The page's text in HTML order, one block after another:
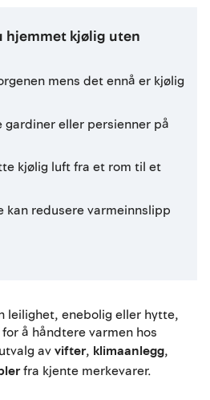
hjemmet kjølig uten
mens det ennå er kjølig
gardiner eller persienner på
kjølig luft fra et rom til et
kan redusere varmeinnslipp
leilighet, enebolig eller hytte,
å håndtere varmen hos
avvifter, klimaanlegg,
fra kjente merkevarer.